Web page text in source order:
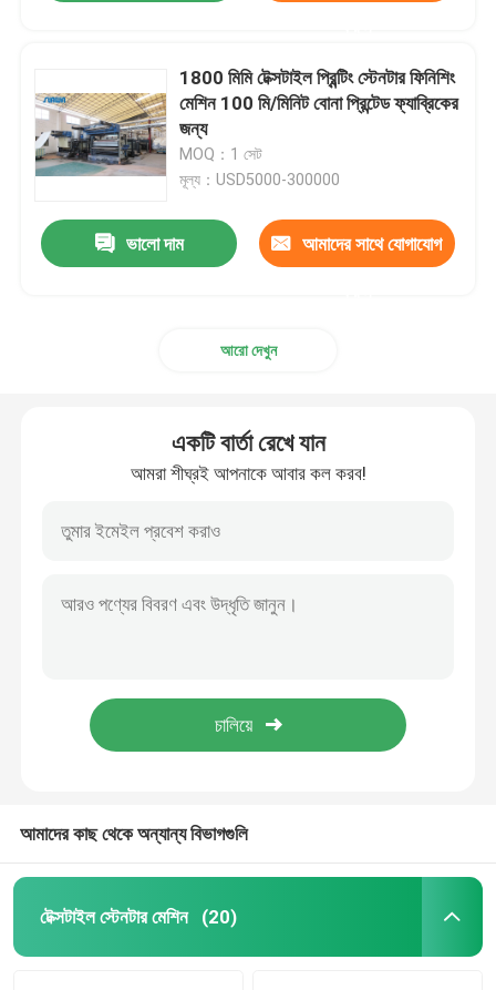
1800 মিমি টেক্সটাইল প্রিন্টিং স্টেনটার ফিনিশিং
মেশিন 100 মি/মিনিট বোনা প্রিন্টেড ফ্যাব্রিকের
জন্য
MOQ：1 সেট
মূল্য：USD5000-300000
ভালো দাম আমাদের সাথে যোগাযোগ
আরো দেখুন
একটি বার্তা রেখে যান
আমরা শীঘ্রই আপনাকে আবার কল করব!
আমাদের কাছ থেকে অন্যান্য বিভাগগুলি
টেক্সটাইল স্টেনটার মেশিন (20)